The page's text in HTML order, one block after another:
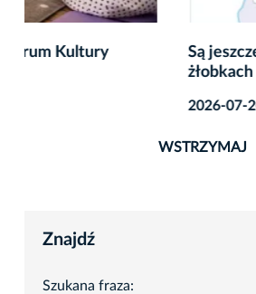
Są jeszcze wolne miejsca w
żłobkach samorządowych
WSTRZYMAJ
Znajdź
Szukana fraza: